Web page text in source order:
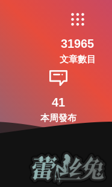
31965
文章數目
41
本周發布